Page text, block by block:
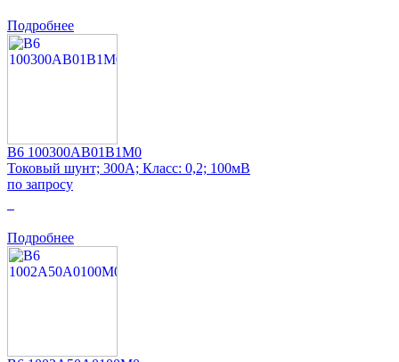
Подробнее
B6 100300AB01B1M0
Токовый шунт; 300А; Класс: 0,2; 100мВ
по запросу
Подробнее